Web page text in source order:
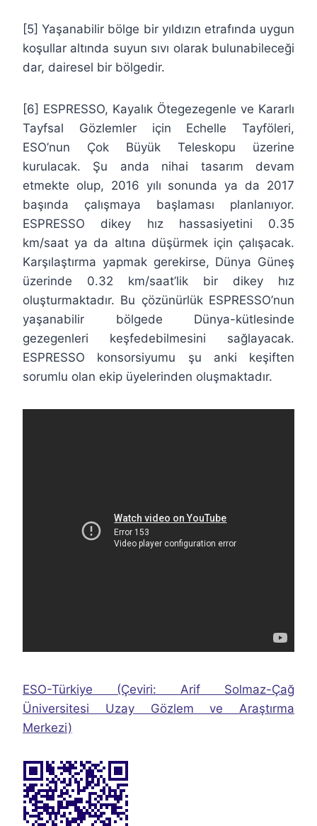
[5] Yaşanabilir bölge bir yıldızın etrafında uygun
koşullar altında suyun sıvı olarak bulunabileceği
dar, dairesel bir bölgedir.
[6] ESPRESSO, Kayalık Ötegezegenle ve Kararlı
Tayfsal Gözlemler için Echelle Tayföleri,
ESO’nun Çok Büyük Teleskopu üzerine
kurulacak. Şu anda nihai tasarım devam
etmekte olup, 2016 yılı sonunda ya da 2017
başında çalışmaya başlaması planlanıyor.
ESPRESSO dikey hız hassasiyetini 0.35
km/saat ya da altına düşürmek için çalışacak.
Karşılaştırma yapmak gerekirse, Dünya Güneş
üzerinde 0.32 km/saat’lik bir dikey hız
oluşturmaktadır. Bu çözünürlük ESPRESSO’nun
yaşanabilir bölgede Dünya-kütlesinde
gezegenleri keşfedebilmesini sağlayacak.
ESPRESSO konsorsiyumu şu anki keşiften
sorumlu olan ekip üyelerinden oluşmaktadır.
ESO-Türkiye (Çeviri: Arif Solmaz-Çağ
Üniversitesi Uzay Gözlem ve Araştırma
Merkezi)